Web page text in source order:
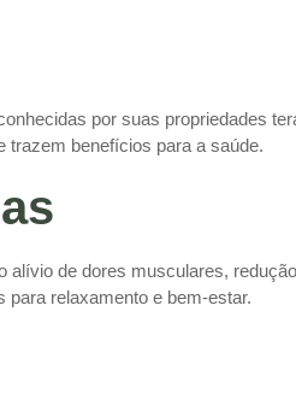
por suas propriedades
trazem benefícios para a saúde.
de dores musculares,
relaxamento e bem-estar.